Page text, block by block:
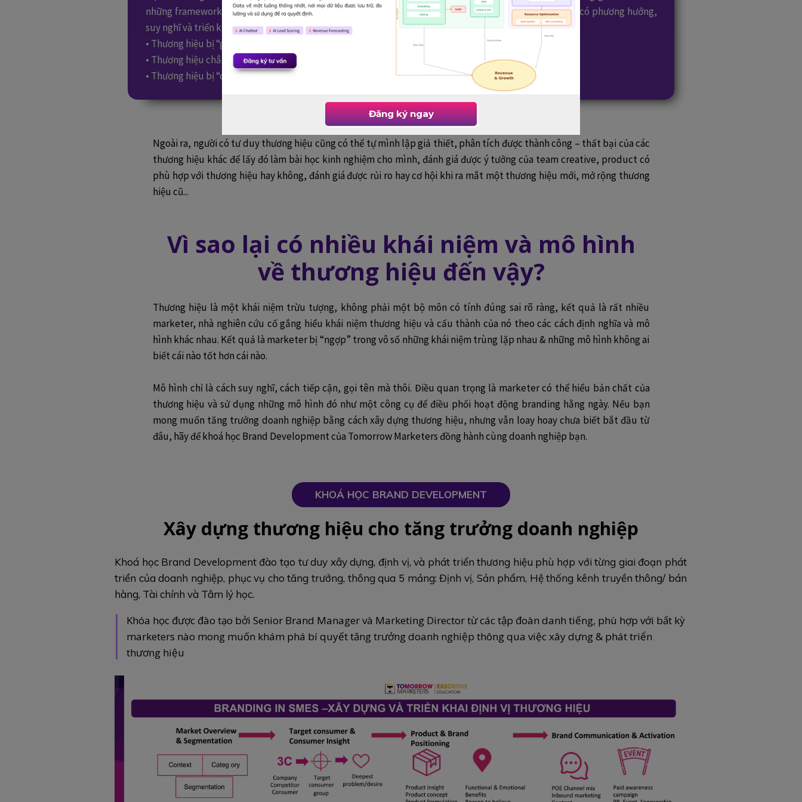
những framework, model, trình tự dễ hiểu, dễ nắm bắt. Khi đã có mindset về branding, người học sẽ có phương hướng,
suy nghĩ và triển khai cụ thể khi gặp những vấn đề “mơ hồ” như:
• Thương hiệu bị “già” quá, làm cho nó trẻ lại đi!
• Thương hiệu chẳng ai biết tới, làm cho nó nổi tiếng hơn đi!
• Thương hiệu bị “cheap” quá, hãy tăng giá trị của nó lên đi!
Ngoài ra, người có tư duy thương hiệu cũng có thể tự mình lập giả thiết, phân tích được thành công – thất bại của các
thương hiệu khác để lấy đó làm bài học kinh nghiệm cho mình, đánh giá được ý tưởng của team creative, product có
phù hợp với thương hiệu hay không, đánh giá được rủi ro hay cơ hội khi ra mắt một thương hiệu mới, mở rộng thương
hiệu cũ...
Thương hiệu là một khái niệm trừu tượng, không phải một bộ môn có tính đúng sai rõ ràng, kết quả là rất nhiều
marketer, nhà nghiên cứu cố gắng hiểu khái niệm thương hiệu và cấu thành của nó theo các cách định nghĩa và mô
hình khác nhau. Kết quả là marketer bị “ngợp” trong vô số những khái niệm trùng lặp nhau & những mô hình không ai
biết cái nào tốt hơn cái nào.
Mô hình chỉ là cách suy nghĩ, cách tiếp cận, gọi tên mà thôi. Điều quan trọng là marketer có thể hiểu bản chất của
thương hiệu và sử dụng những mô hình đó như một công cụ để điều phối hoạt động branding hằng ngày. Nếu bạn
mong muốn tăng trưởng doanh nghiệp bằng cách xây dựng thương hiệu, nhưng vẫn loay hoay chưa biết bắt đầu từ
đâu, hãy để khoá học Brand Development của Tomorrow Marketers đồng hành cùng doanh nghiệp bạn.
Vì sao lại có nhiều khái niệm và mô hình
về thương hiệu đến vậy?
Xây dựng thương hiệu cho tăng trưởng doanh nghiệp
Khoá học Brand Development đào tạo tư duy xây dựng, định vị, và phát triển thương hiệu phù hợp với từng giai đoạn phát
triển của doanh nghiệp, phục vụ cho tăng trưởng, thông qua 5 mảng: Định vị, Sản phẩm, Hệ thống kênh truyền thông/ bán
hàng, Tài chính và Tâm lý học.
Khóa học được đào tạo bởi Senior Brand Manager và Marketing Director từ các tập đoàn danh tiếng, phù hợp với bất kỳ
marketers nào mong muốn khám phá bí quyết tăng trưởng doanh nghiệp thông qua việc xây dựng & phát triển
thương hiệu
KHOÁ HỌC BRAND DEVELOPMENT
Đăng ký ngay